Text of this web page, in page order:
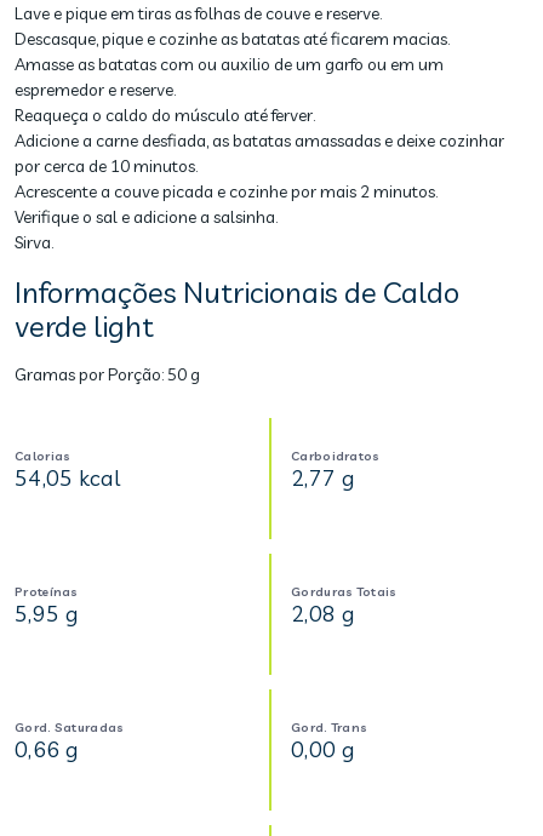
Lave e pique em tiras as folhas de couve e reserve.
Descasque, pique e cozinhe as batatas até ficarem macias.
Amasse as batatas com ou auxilio de um garfo ou em um
espremedor e reserve.
Reaqueça o caldo do músculo até ferver.
Adicione a carne desfiada, as batatas amassadas e deixe cozinhar
por cerca de 10 minutos.
Acrescente a couve picada e cozinhe por mais 2 minutos.
Verifique o sal e adicione a salsinha.
Sirva.
Informações Nutricionais de Caldo
verde light
Gramas por Porção:50 g
Calorias
54,05 kcal
Carboidratos
2,77 g
Proteínas
5,95 g
Gorduras Totais
2,08 g
Gord. Saturadas
0,66 g
Gord. Trans
0,00 g